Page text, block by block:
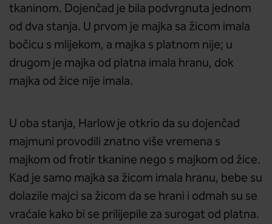
tkaninom. Dojenčad je bila podvrgnuta jednom
od dva stanja. U prvom je majka sa žicom imala
bočicu s mlijekom, a majka s platnom nije; u
drugom je majka od platna imala hranu, dok
majka od žice nije imala.
U oba stanja, Harlow je otkrio da su dojenčad
majmuni provodili znatno više vremena s
majkom od frotir tkanine nego s majkom od žice.
Kad je samo majka sa žicom imala hranu, bebe su
dolazile majci sa žicom da se hrani i odmah su se
vraćale kako bi se prilijepile za surogat od platna.